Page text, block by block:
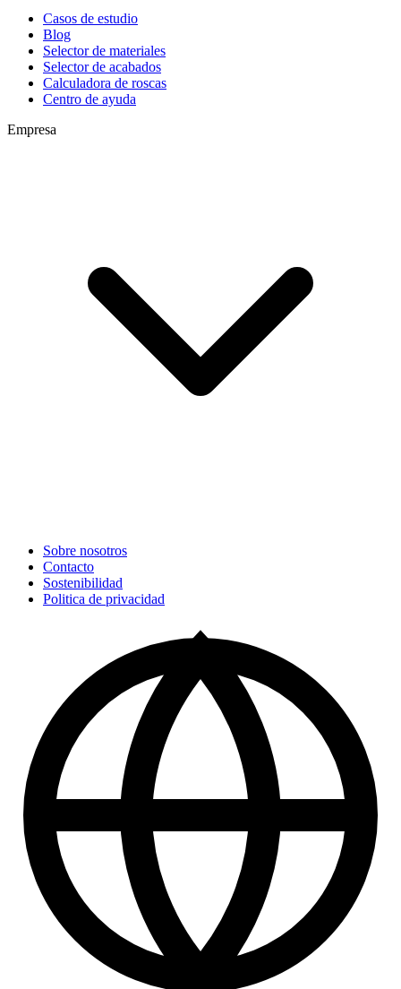
Casos de estudio
Blog
Selector de materiales
Selector de acabados
Calculadora de roscas
Centro de ayuda
Empresa
Sobre nosotros
Contacto
Sostenibilidad
Politica de privacidad